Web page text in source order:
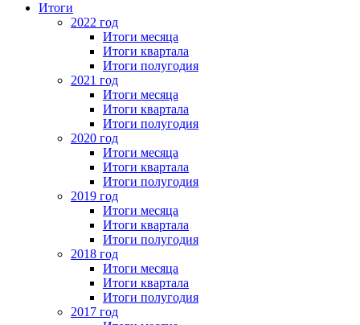
Итоги
2022 год
Итоги месяца
Итоги квартала
Итоги полугодия
2021 год
Итоги месяца
Итоги квартала
Итоги полугодия
2020 год
Итоги месяца
Итоги квартала
Итоги полугодия
2019 год
Итоги месяца
Итоги квартала
Итоги полугодия
2018 год
Итоги месяца
Итоги квартала
Итоги полугодия
2017 год